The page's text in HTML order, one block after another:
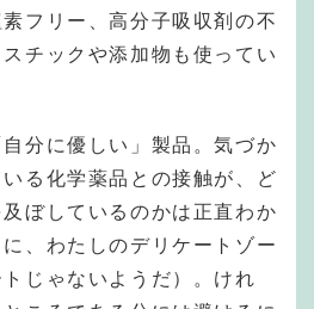
フリー、高分子吸収剤の不
チックや添加物も使ってい
分に優しい」製品。気づか
る化学薬品との接触が、ど
ぼしているのかは正直わか
、わたしのデリケートゾー
じゃないようだ）。けれ